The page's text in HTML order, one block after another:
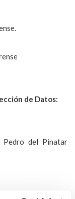
de Datos:
Pedro del Pinatar